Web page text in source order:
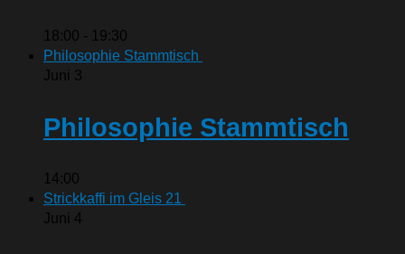
18:00 - 19:30
Philosophie Stammtisch
Juni 3
Philosophie Stammtisch
14:00
Strickkaffi im Gleis 21
Juni 4